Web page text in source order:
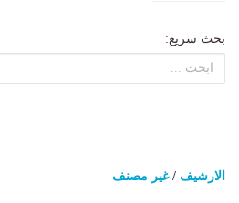
بحث سريع:
الارشيف /غير مصنف